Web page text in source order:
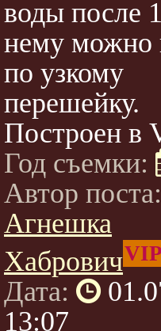
воды после
нему можно
по узкому
перешейку.
Построен в
Год съемки:
Автор
Агнешка
Хабрович
Дата:
13:07